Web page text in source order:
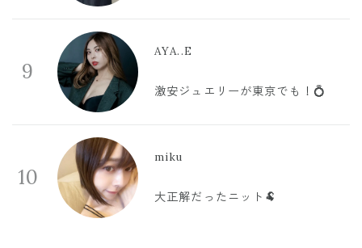
9
AYA..E
激安ジュエリーが東京でも！💍
10
miku
大正解だったニット🐏